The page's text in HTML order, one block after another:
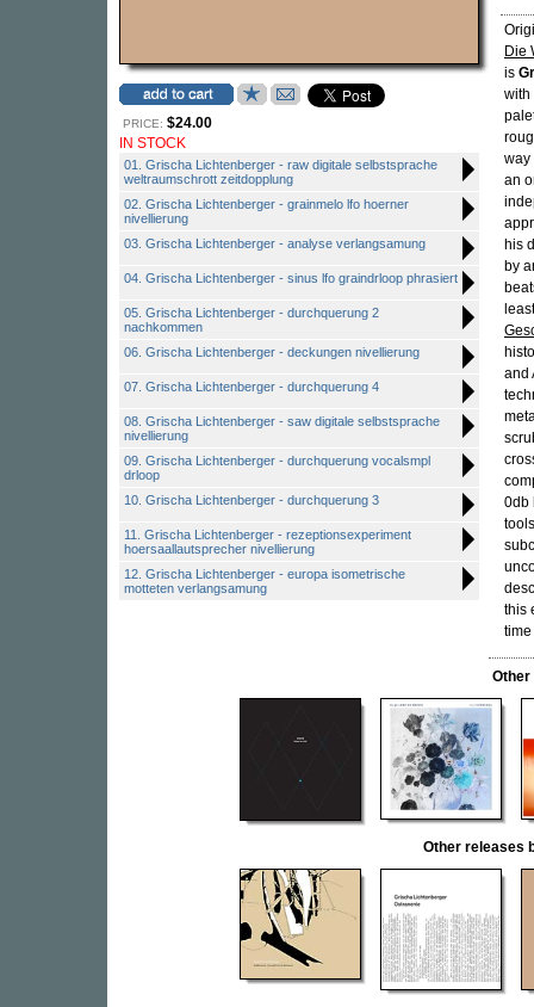
PRICE: $24.00
IN STOCK
01. Grischa Lichtenberger - raw digitale selbstsprache
weltraumschrott zeitdopplung
02. Grischa Lichtenberger - grainmelo lfo hoerner
nivellierung
03. Grischa Lichtenberger - analyse verlangsamung
04. Grischa Lichtenberger - sinus lfo graindrloop phrasiert
05. Grischa Lichtenberger - durchquerung 2
nachkommen
06. Grischa Lichtenberger - deckungen nivellierung
07. Grischa Lichtenberger - durchquerung 4
08. Grischa Lichtenberger - saw digitale selbstsprache
nivellierung
09. Grischa Lichtenberger - durchquerung vocalsmpl
drloop
10. Grischa Lichtenberger - durchquerung 3
11. Grischa Lichtenberger - rezeptionsexperiment
hoersaallautsprecher nivellierung
12. Grischa Lichtenberger - europa isometrische
motteten verlangsamung
Die
is
with
way
an
his
by
and
0db
this
Other
Other releases